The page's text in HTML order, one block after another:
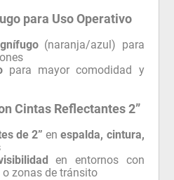
para Uso Operativo
(naranja/azul) para
para mayor comodidad y
Cintas Reflectantes 2”
de 2” enespalda, cintura,
en entornos con
zonas de tránsito